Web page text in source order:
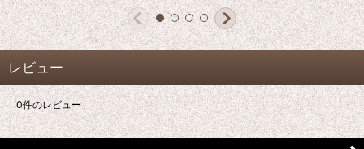
レビュー
0件のレビュー